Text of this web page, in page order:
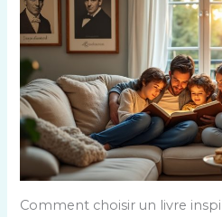
Comment choisir un livre